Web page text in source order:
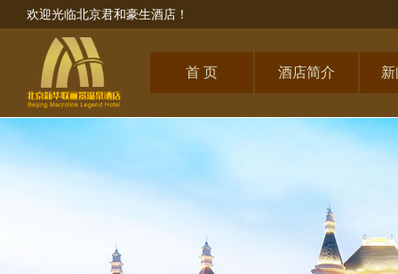
欢迎光临北京君和豪生酒店！
首 页 酒店简介